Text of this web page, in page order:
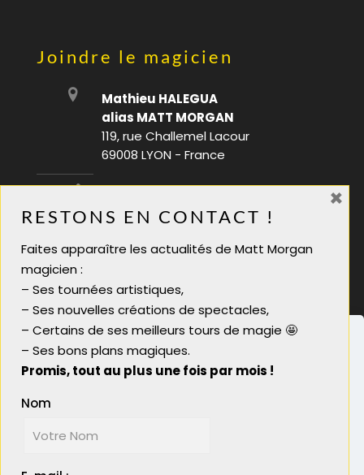
Joindre le magicien
Mathieu HALEGUA
alias MATT MORGAN
119, rue Challemel Lacour
69008 LYON - France
Magicien soirée tarif
Magicien pour soirée
Magicien close up lyon
Magicien close-up
Boostacom
meilleure expérience sur notre site. Si vous
RESTONS EN CONTACT !
Faites apparaître les actualités de Matt Morgan
magicien :
– Ses tournées artistiques,
– Ses nouvelles créations de spectacles,
– Certains de ses meilleurs tours de magie 🤩
– Ses bons plans magiques.
Promis, tout au plus une fois par mois !
Nom
×